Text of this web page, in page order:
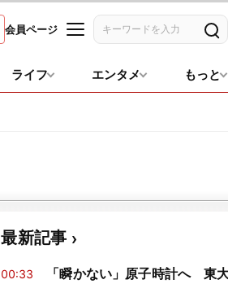
会員ページ
記事を検索
ライフ エンタメ もっと
最新記事
00:33
「瞬かない」原子時計へ 東大